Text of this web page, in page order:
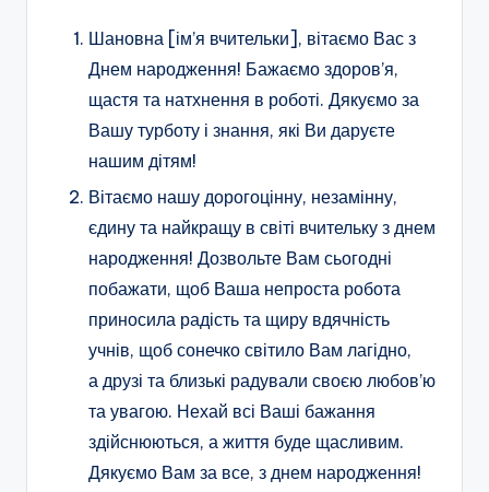
Шановна [ім’я вчительки], вітаємо Вас з
Днем народження! Бажаємо здоров’я,
щастя та натхнення в роботі. Дякуємо за
Вашу турботу і знання, які Ви даруєте
нашим дітям!
Вітаємо нашу дорогоцінну, незамінну,
єдину та найкращу в світі вчительку з днем
народження! Дозвольте Вам сьогодні
побажати, щоб Ваша непроста робота
приносила радість та щиру вдячність
учнів, щоб сонечко світило Вам лагідно,
а друзі та близькі радували своєю любов’ю
та увагою. Нехай всі Ваші бажання
здійснюються, а життя буде щасливим.
Дякуємо Вам за все, з днем народження!